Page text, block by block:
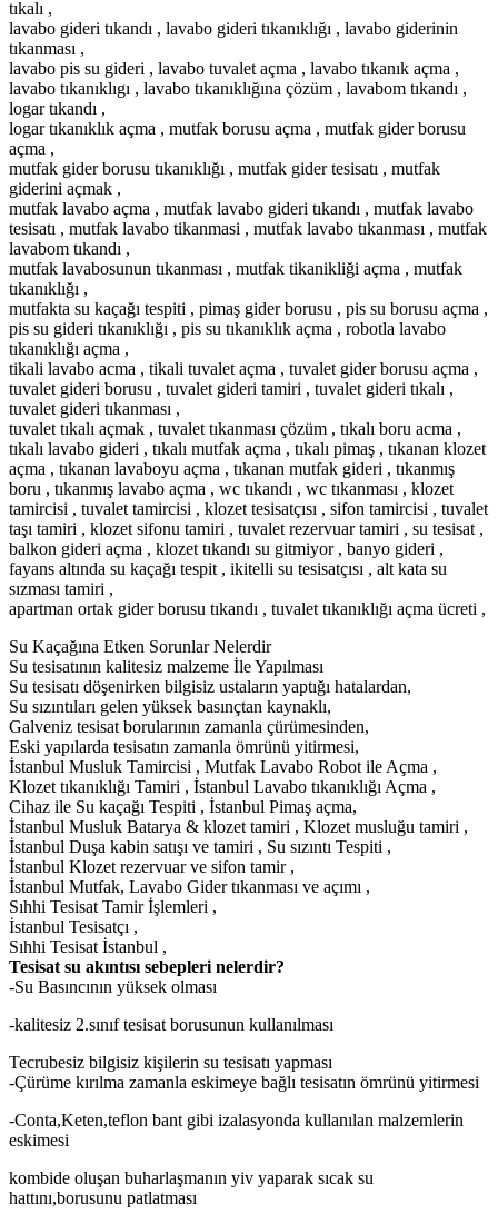
tıkalı ,
lavabo gideri tıkandı , lavabo gideri tıkanıklığı , lavabo giderinin
tıkanması ,
lavabo pis su gideri , lavabo tuvalet açma , lavabo tıkanık açma ,
lavabo tıkanıklıgı , lavabo tıkanıklığına çözüm , lavabom tıkandı ,
logar tıkandı ,
logar tıkanıklık açma , mutfak borusu açma , mutfak gider borusu
açma ,
mutfak gider borusu tıkanıklığı , mutfak gider tesisatı , mutfak
giderini açmak ,
mutfak lavabo açma , mutfak lavabo gideri tıkandı , mutfak lavabo
tesisatı , mutfak lavabo tikanmasi , mutfak lavabo tıkanması , mutfak
lavabom tıkandı ,
mutfak lavabosunun tıkanması , mutfak tikanikliği açma , mutfak
tıkanıklığı ,
mutfakta su kaçağı tespiti , pimaş gider borusu , pis su borusu açma ,
pis su gideri tıkanıklığı , pis su tıkanıklık açma , robotla lavabo
tıkanıklığı açma ,
tikali lavabo acma , tikali tuvalet açma , tuvalet gider borusu açma ,
tuvalet gideri borusu , tuvalet gideri tamiri , tuvalet gideri tıkalı ,
tuvalet gideri tıkanması ,
tuvalet tıkalı açmak , tuvalet tıkanması çözüm , tıkalı boru acma ,
tıkalı lavabo gideri , tıkalı mutfak açma , tıkalı pimaş , tıkanan klozet
açma , tıkanan lavaboyu açma , tıkanan mutfak gideri , tıkanmış
boru , tıkanmış lavabo açma , wc tıkandı , wc tıkanması , klozet
tamircisi , tuvalet tamircisi , klozet tesisatçısı , sifon tamircisi , tuvalet
taşı tamiri , klozet sifonu tamiri , tuvalet rezervuar tamiri , su tesisat ,
balkon gideri açma , klozet tıkandı su gitmiyor , banyo gideri ,
fayans altında su kaçağı tespit , ikitelli su tesisatçısı , alt kata su
sızması tamiri ,
apartman ortak gider borusu tıkandı , tuvalet tıkanıklığı açma ücreti ,
Su Kaçağına Etken Sorunlar Nelerdir
Su tesisatının kalitesiz malzeme İle Yapılması
Su tesisatı döşenirken bilgisiz ustaların yaptığı hatalardan,
Su sızıntıları gelen yüksek basınçtan kaynaklı,
Galveniz tesisat borularının zamanla çürümesinden,
Eski yapılarda tesisatın zamanla ömrünü yitirmesi,
İstanbul Musluk Tamircisi , Mutfak Lavabo Robot ile Açma ,
Klozet tıkanıklığı Tamiri , İstanbul Lavabo tıkanıklığı Açma ,
Cihaz ile Su kaçağı Tespiti , İstanbul Pimaş açma,
İstanbul Musluk Batarya & klozet tamiri , Klozet musluğu tamiri ,
İstanbul Duşa kabin satışı ve tamiri , Su sızıntı Tespiti ,
İstanbul Klozet rezervuar ve sifon tamir ,
İstanbul Mutfak, Lavabo Gider tıkanması ve açımı ,
Sıhhi Tesisat Tamir İşlemleri ,
İstanbul Tesisatçı ,
Sıhhi Tesisat İstanbul ,
Tesisat su akıntısı sebepleri nelerdir?
-Su Basıncının yüksek olması
-kalitesiz 2.sınıf tesisat borusunun kullanılması
Tecrubesiz bilgisiz kişilerin su tesisatı yapması
-Çürüme kırılma zamanla eskimeye bağlı tesisatın ömrünü yitirmesi
-Conta,Keten,teflon bant gibi izalasyonda kullanılan malzemlerin
eskimesi
kombide oluşan buharlaşmanın yiv yaparak sıcak su
hattını,borusunu patlatması